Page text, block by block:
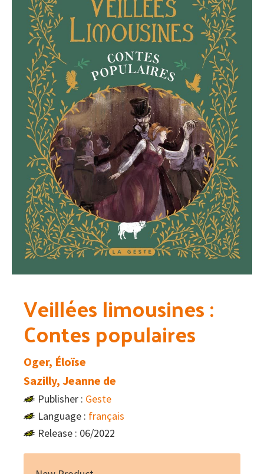
Veillées limousines :
Contes populaires
Oger, Éloïse
Sazilly, Jeanne de
Publisher : Geste
Language : français
Release : 06/2022